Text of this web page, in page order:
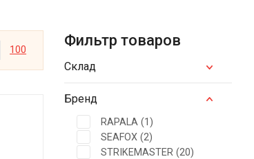
Фильтр товаров
Склад
Бренд
RAPALA (1)
SEAFOX (2)
STRIKEMASTER (20)
100